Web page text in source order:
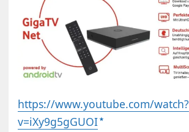
https://www.youtube.com/watch?
v=iXy9g5gGUOI